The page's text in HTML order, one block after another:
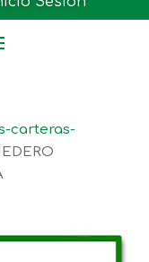
carteras-